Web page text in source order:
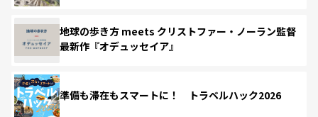
地球の歩き方 meets クリストファー・ノーラン監督
最新作『オデュッセイア』
準備も滞在もスマートに！ トラベルハック2026